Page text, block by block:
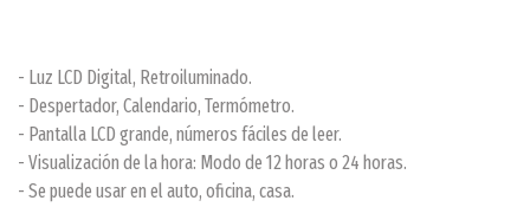
- Luz LCD Digital, Retroiluminado.
- Despertador, Calendario, Termómetro.
- Pantalla LCD grande, números fáciles de leer.
- Visualización de la hora: Modo de 12 horas o 24 horas.
- Se puede usar en el auto, oficina, casa.